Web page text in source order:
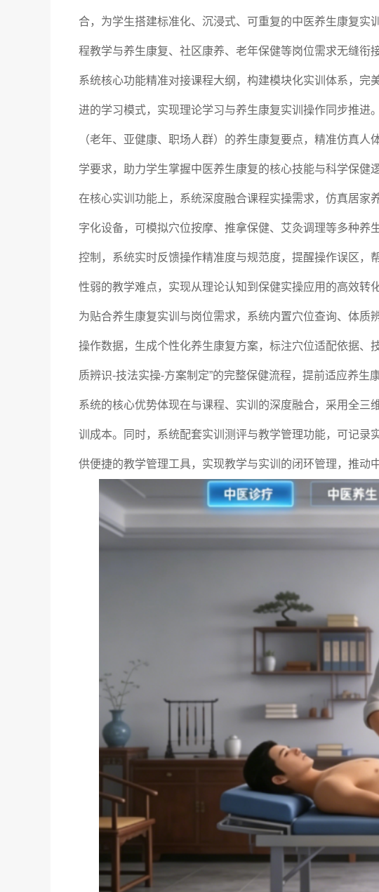
合，为学生搭建标准化、沉浸式、可重复的中医养生康复
程教学与养生康复、社区康养、老年保健等岗位需求无缝衔接
系统核心功能精准对接课程大纲，构建模块化实训体系，
进的学习模式，实现理论学习与养生康复实训操作同步推
（老年、亚健康、职场人群）的养生康复要点，精准仿真
学要求，助力学生掌握中医养生康复的核心技能与科学保健逻
在核心实训功能上，系统深度融合课程实操需求，仿真居
字化设备，可模拟穴位按摩、推拿保健、艾灸调理等多种
控制，系统实时反馈操作精准度与规范度，提醒操作误区
性弱的教学难点，实现从理论认知到保健实操应用的高效转化
为贴合养生康复实训与岗位需求，系统内置穴位查询、体
操作数据，生成个性化养生康复方案，标注穴位适配依据、
质辨识-技法实操-方案制定”的完整保健流程，提前适应养生
系统的核心优势体现在与课程、实训的深度融合，采用全
训成本。同时，系统配套实训测评与教学管理功能，可记
供便捷的教学管理工具，实现教学与实训的闭环管理，推动